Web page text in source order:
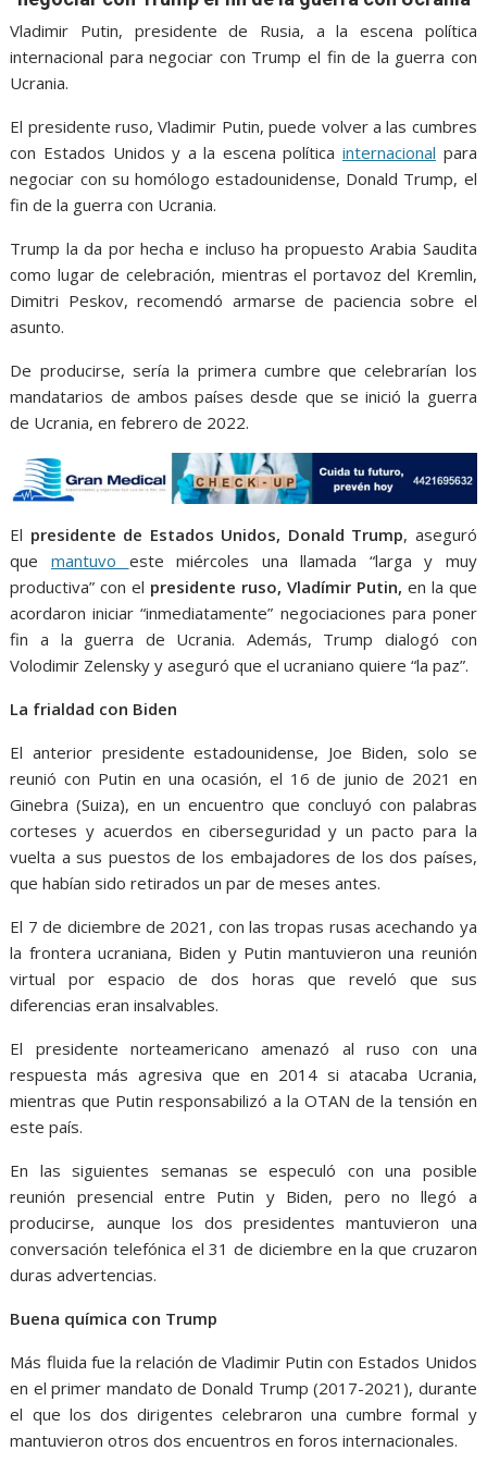
o
k
p
p
g
er
m
Vladimir Putin, presidente de Rusia, a la escena política
internacional para negociar con Trump el fin de la guerra con
Ucrania.
El presidente ruso, Vladimir Putin, puede volver a las cumbres
con Estados Unidos y a la escena política internacional para
negociar con su homólogo estadounidense, Donald Trump, el
fin de la guerra con Ucrania.
Trump la da por hecha e incluso ha propuesto Arabia Saudita
como lugar de celebración, mientras el portavoz del Kremlin,
Dimitri Peskov, recomendó armarse de paciencia sobre el
asunto.
De producirse, sería la primera cumbre que celebrarían los
mandatarios de ambos países desde que se inició la guerra
de Ucrania, en febrero de 2022.
El presidente de Estados Unidos, Donald Trump, aseguró
que mantuvo este miércoles una llamada “larga y muy
productiva” con el presidente ruso, Vladímir Putin, en la que
acordaron iniciar “inmediatamente” negociaciones para poner
fin a la guerra de Ucrania. Además, Trump dialogó con
Volodimir Zelensky y aseguró que el ucraniano quiere “la paz”.
La frialdad con Biden
El anterior presidente estadounidense, Joe Biden, solo se
reunió con Putin en una ocasión, el 16 de junio de 2021 en
Ginebra (Suiza), en un encuentro que concluyó con palabras
corteses y acuerdos en ciberseguridad y un pacto para la
vuelta a sus puestos de los embajadores de los dos países,
que habían sido retirados un par de meses antes.
El 7 de diciembre de 2021, con las tropas rusas acechando ya
la frontera ucraniana, Biden y Putin mantuvieron una reunión
virtual por espacio de dos horas que reveló que sus
diferencias eran insalvables.
El presidente norteamericano amenazó al ruso con una
respuesta más agresiva que en 2014 si atacaba Ucrania,
mientras que Putin responsabilizó a la OTAN de la tensión en
este país.
En las siguientes semanas se especuló con una posible
reunión presencial entre Putin y Biden, pero no llegó a
producirse, aunque los dos presidentes mantuvieron una
conversación telefónica el 31 de diciembre en la que cruzaron
duras advertencias.
Buena química con Trump
Más fluida fue la relación de Vladimir Putin con Estados Unidos
en el primer mandato de Donald Trump (2017-2021), durante
el que los dos dirigentes celebraron una cumbre formal y
mantuvieron otros dos encuentros en foros internacionales.